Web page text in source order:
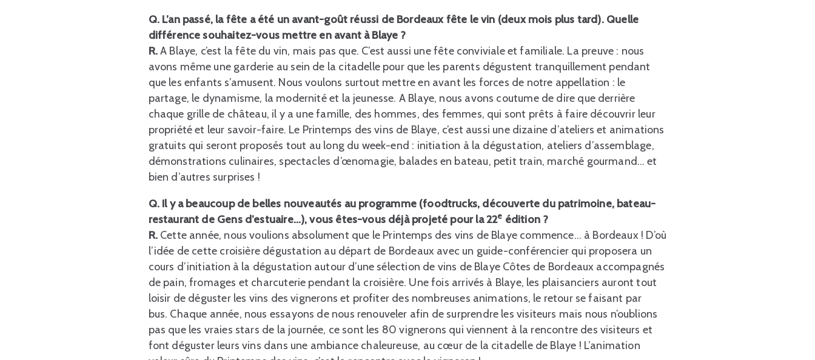
Q. L’an passé, la fête a été un avant-goût réussi de Bordeaux fête le vin (deux mois plus tard). Quelle
différence souhaitez-vous mettre en avant à Blaye ?
R.A Blaye, c’est la fête du vin, mais pas que. C’est aussi une fête conviviale et familiale. La preuve : nous
avons même une garderie au sein de la citadelle pour que les parents dégustent tranquillement pendant
que les enfants s’amusent. Nous voulons surtout mettre en avant les forces de notre appellation : le
partage, le dynamisme, la modernité et la jeunesse. A Blaye, nous avons coutume de dire que derrière
chaque grille de château, il y a une famille, des hommes, des femmes, qui sont prêts à faire découvrir leur
propriété et leur savoir-faire. Le Printemps des vins de Blaye, c’est aussi une dizaine d’ateliers et animations
gratuits qui seront proposés tout au long du week-end : initiation à la dégustation, ateliers d’assemblage,
démonstrations culinaires, spectacles d’œnomagie, balades en bateau, petit train, marché gourmand… et
bien d’autres surprises !
Q. Il y a beaucoup de belles nouveautés au programme (foodtrucks, découverte du patrimoine, bateau-
restaurant de Gens d’estuaire…), vous êtes-vous déjà projeté pour la 22e édition ?
R.Cette année, nous voulions absolument que le Printemps des vins de Blaye commence… à Bordeaux ! D’où
l’idée de cette croisière dégustation au départ de Bordeaux avec un guide-conférencier qui proposera un
cours d’initiation à la dégustation autour d’une sélection de vins de Blaye Côtes de Bordeaux accompagnés
de pain, fromages et charcuterie pendant la croisière. Une fois arrivés à Blaye, les plaisanciers auront tout
loisir de déguster les vins des vignerons et profiter des nombreuses animations, le retour se faisant par
bus. Chaque année, nous essayons de nous renouveler afin de surprendre les visiteurs mais nous n’oublions
pas que les vraies stars de la journée, ce sont les 80 vignerons qui viennent à la rencontre des visiteurs et
font déguster leurs vins dans une ambiance chaleureuse, au cœur de la citadelle de Blaye ! L’animation